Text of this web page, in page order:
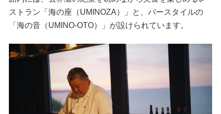
ストラン「海の座（UMINOZA）」と、バースタイルの
「海の音（UMINO-OTO）」が設けられています。